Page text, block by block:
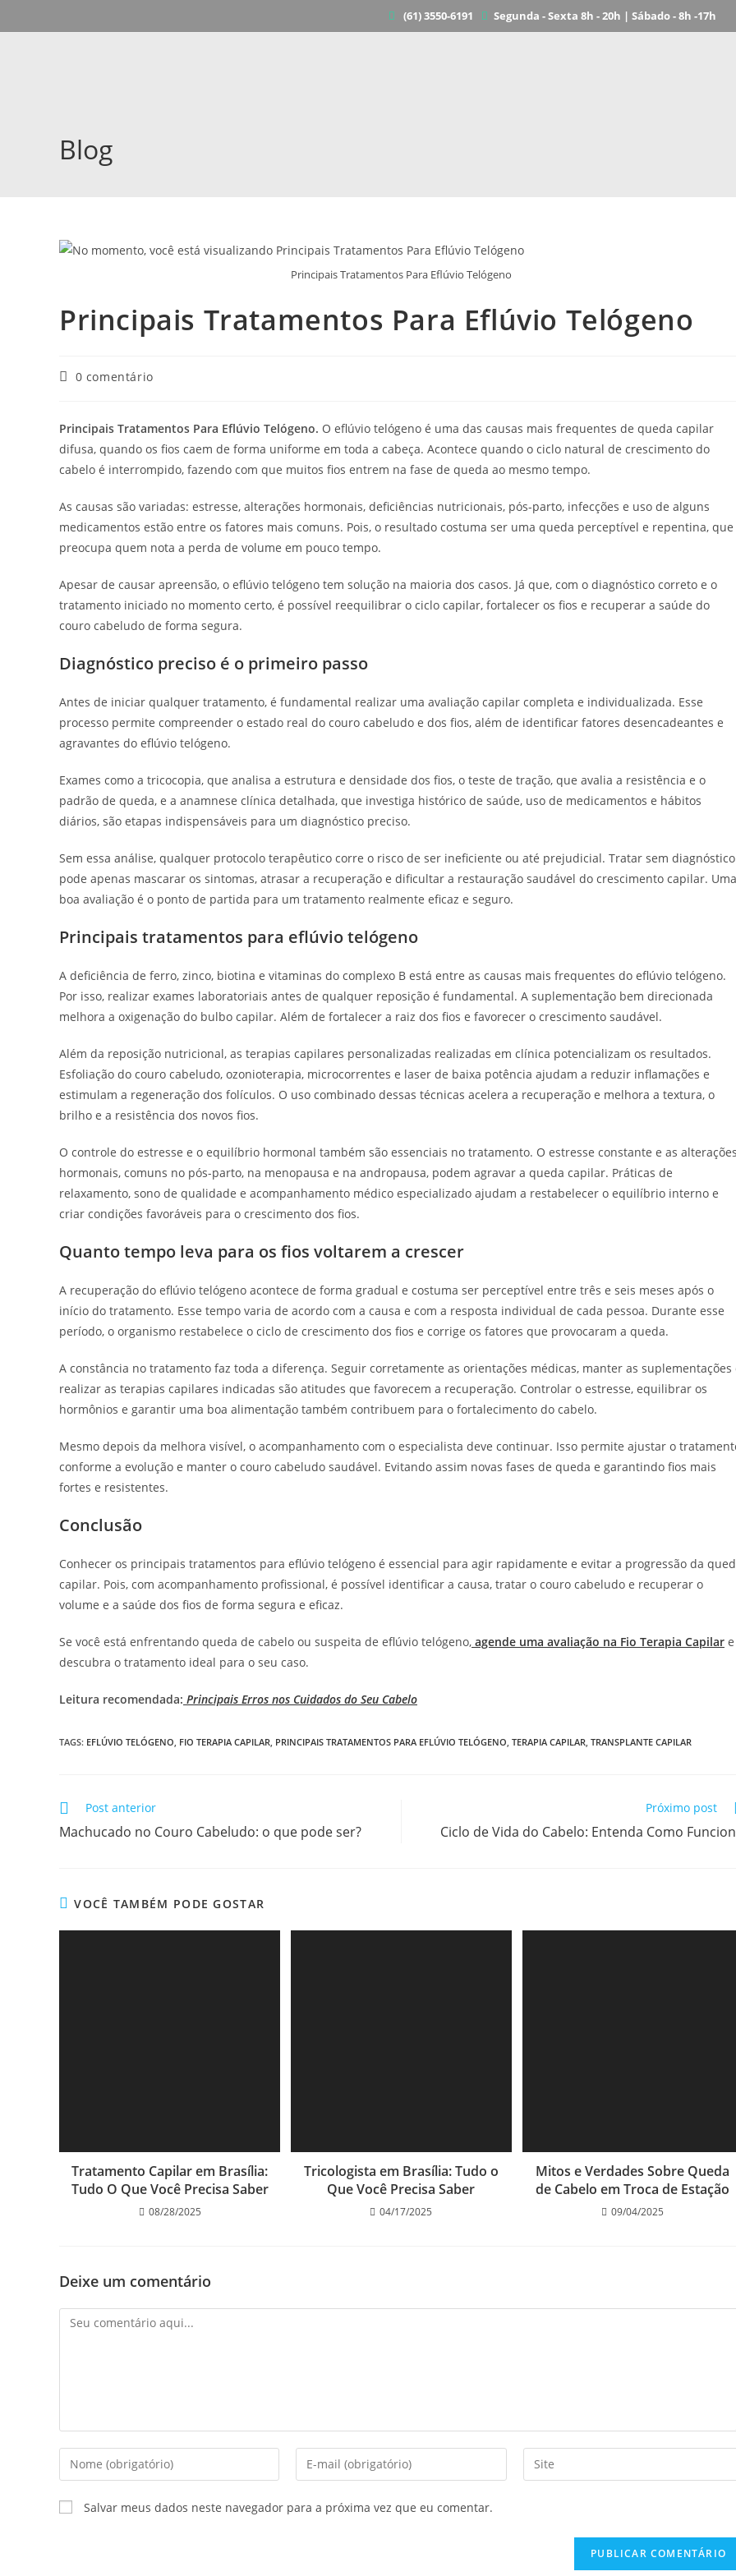
(61) 3550-6191 Segunda - Sexta 8h - 20h | Sábado - 8h -17h
Blog
Principais Tratamentos Para Eflúvio Telógeno
Principais Tratamentos Para Eflúvio Telógeno
0 comentário
Principais Tratamentos Para Eflúvio Telógeno. O eflúvio telógeno é uma das causas mais frequentes de queda capilar
difusa, quando os fios caem de forma uniforme em toda a cabeça. Acontece quando o ciclo natural de crescimento do
cabelo é interrompido, fazendo com que muitos fios entrem na fase de queda ao mesmo tempo.
As causas são variadas: estresse, alterações hormonais, deficiências nutricionais, pós-parto, infecções e uso de alguns
medicamentos estão entre os fatores mais comuns. Pois, o resultado costuma ser uma queda perceptível e repentina, que
preocupa quem nota a perda de volume em pouco tempo.
Apesar de causar apreensão, o eflúvio telógeno tem solução na maioria dos casos. Já que, com o diagnóstico correto e o
tratamento iniciado no momento certo, é possível reequilibrar o ciclo capilar, fortalecer os fios e recuperar a saúde do
couro cabeludo de forma segura.
Diagnóstico preciso é o primeiro passo
Antes de iniciar qualquer tratamento, é fundamental realizar uma avaliação capilar completa e individualizada. Esse
processo permite compreender o estado real do couro cabeludo e dos fios, além de identificar fatores desencadeantes e
agravantes do eflúvio telógeno.
Exames como a tricocopia, que analisa a estrutura e densidade dos fios, o teste de tração, que avalia a resistência e o
padrão de queda, e a anamnese clínica detalhada, que investiga histórico de saúde, uso de medicamentos e hábitos
diários, são etapas indispensáveis para um diagnóstico preciso.
Sem essa análise, qualquer protocolo terapêutico corre o risco de ser ineficiente ou até prejudicial. Tratar sem diagnóstico
pode apenas mascarar os sintomas, atrasar a recuperação e dificultar a restauração saudável do crescimento capilar. Uma
boa avaliação é o ponto de partida para um tratamento realmente eficaz e seguro.
Principais tratamentos para eflúvio telógeno
A deficiência de ferro, zinco, biotina e vitaminas do complexo B está entre as causas mais frequentes do eflúvio telógeno.
Por isso, realizar exames laboratoriais antes de qualquer reposição é fundamental. A suplementação bem direcionada
melhora a oxigenação do bulbo capilar. Além de fortalecer a raiz dos fios e favorecer o crescimento saudável.
Além da reposição nutricional, as terapias capilares personalizadas realizadas em clínica potencializam os resultados.
Esfoliação do couro cabeludo, ozonioterapia, microcorrentes e laser de baixa potência ajudam a reduzir inflamações e
estimulam a regeneração dos folículos. O uso combinado dessas técnicas acelera a recuperação e melhora a textura, o
brilho e a resistência dos novos fios.
O controle do estresse e o equilíbrio hormonal também são essenciais no tratamento. O estresse constante e as alterações
hormonais, comuns no pós-parto, na menopausa e na andropausa, podem agravar a queda capilar. Práticas de
relaxamento, sono de qualidade e acompanhamento médico especializado ajudam a restabelecer o equilíbrio interno e
criar condições favoráveis para o crescimento dos fios.
Quanto tempo leva para os fios voltarem a crescer
A recuperação do eflúvio telógeno acontece de forma gradual e costuma ser perceptível entre três e seis meses após o
início do tratamento. Esse tempo varia de acordo com a causa e com a resposta individual de cada pessoa. Durante esse
período, o organismo restabelece o ciclo de crescimento dos fios e corrige os fatores que provocaram a queda.
A constância no tratamento faz toda a diferença. Seguir corretamente as orientações médicas, manter as suplementações
realizar as terapias capilares indicadas são atitudes que favorecem a recuperação. Controlar o estresse, equilibrar os
hormônios e garantir uma boa alimentação também contribuem para o fortalecimento do cabelo.
Mesmo depois da melhora visível, o acompanhamento com o especialista deve continuar. Isso permite ajustar o
conforme a evolução e manter o couro cabeludo saudável. Evitando assim novas fases de queda e garantindo fios mais
fortes e resistentes.
Conclusão
Conhecer os principais tratamentos para eflúvio telógeno é essencial para agir rapidamente e evitar a progressão da
capilar. Pois, com acompanhamento profissional, é possível identificar a causa, tratar o couro cabeludo e recuperar o
volume e a saúde dos fios de forma segura e eficaz.
Se você está enfrentando queda de cabelo ou suspeita de eflúvio telógeno, agende uma avaliação na Fio Terapia Capilar e
descubra o tratamento ideal para o seu caso.
Leitura recomendada: Principais Erros nos Cuidados do Seu Cabelo
TAGS: EFLÚVIO TELÓGENO, FIO TERAPIA CAPILAR, PRINCIPAIS TRATAMENTOS PARA EFLÚVIO TELÓGENO, TERAPIA CAPILAR, TRANSPLANTE CAPILAR
Post anterior
Machucado no Couro Cabeludo: o que pode ser?
Próximo post
Ciclo de Vida do Cabelo: Entenda Como
VOCÊ TAMBÉM PODE GOSTAR
Tratamento Capilar em Brasília:
Tudo O Que Você Precisa Saber
08/28/2025
Tricologista em Brasília: Tudo o
Que Você Precisa Saber
04/17/2025
Mitos e Verdades Sobre Queda
de Cabelo em Troca de Estação
09/04/2025
Deixe um comentário
Salvar meus dados neste navegador para a próxima vez que eu comentar.